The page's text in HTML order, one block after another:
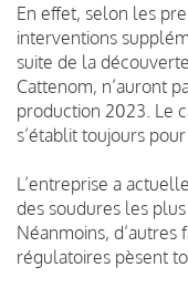
En effet, selon les
interventions
suite de la
Cattenom, n’auront
production 2023. Le
s’établit toujours
L’entreprise a
des soudures les plus
Néanmoins,
régulatoires pèsent